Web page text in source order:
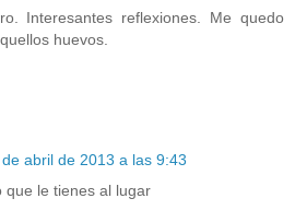
Interesantes reflexiones. Me quedo
huevos.
de abril de 2013 a las 9:43
que le tienes al lugar